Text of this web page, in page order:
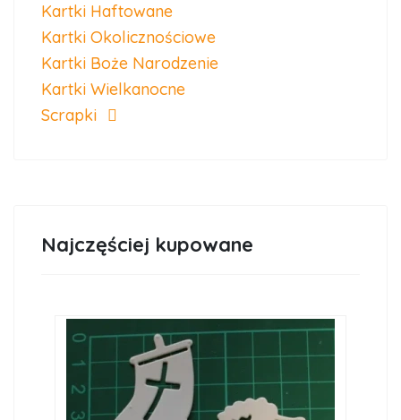
Kartki Haftowane
Kartki Okolicznościowe
Kartki Boże Narodzenie
Kartki Wielkanocne
Scrapki
Najczęściej kupowane